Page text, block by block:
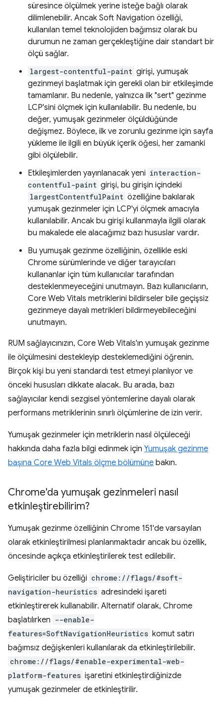
süresince ölçülmek yerine isteğe bağlı olarak
dilimlenebilir. Ancak Soft Navigation özelliği,
kullanılan temel teknolojiden bağımsız olarak bu
durumun ne zaman gerçekleştiğine dair standart bir
ölçü sağlar.
largest-contentful-paint girişi, yumuşak
gezinmeyi başlatmak için gerekli olan bir etkileşimde
tamamlanır. Bu nedenle, yalnızca ilk "sert" gezinme
LCP'sini ölçmek için kullanılabilir. Bu nedenle, bu
değer, yumuşak gezinmeler ölçüldüğünde
değişmez. Böylece, ilk ve zorunlu gezinme için sayfa
yükleme ile ilgili en büyük içerik öğesi, her zamanki
gibi ölçülebilir.
Etkileşimlerden yayınlanacak yeni interaction-
contentful-paint girişi, bu girişin içindeki
largestContentfulPaint özelliğine bakılarak
yumuşak gezinmeler için LCP'yi ölçmek amacıyla
kullanılabilir. Ancak bu girişi kullanmayla ilgili olarak
bu makalede ele alacağımız bazı hususlar vardır.
Bu yumuşak gezinme özelliğinin, özellikle eski
Chrome sürümlerinde ve diğer tarayıcıları
kullananlar için tüm kullanıcılar tarafından
desteklenmeyeceğini unutmayın. Bazı kullanıcıların,
Core Web Vitals metriklerini bildirseler bile geçişsiz
gezinmeye dayalı metrikleri bildirmeyebileceğini
unutmayın.
RUM sağlayıcınızın, Core Web Vitals'ın yumuşak gezinme
ile ölçülmesini destekleyip desteklemediğini öğrenin.
Birçok kişi bu yeni standardı test etmeyi planlıyor ve
önceki hususları dikkate alacak. Bu arada, bazı
sağlayıcılar kendi sezgisel yöntemlerine dayalı olarak
performans metriklerinin sınırlı ölçümlerine de izin verir.
Yumuşak gezinmeler için metriklerin nasıl ölçüleceği
hakkında daha fazla bilgi edinmek için Yumuşak gezinme
başına Core Web Vitals ölçme bölümüne bakın.
Chrome'da yumuşak gezinmeleri nasıl
etkinleştirebilirim?
Yumuşak gezinme özelliğinin Chrome 151'de varsayılan
olarak etkinleştirilmesi planlanmaktadır ancak bu özellik,
öncesinde açıkça etkinleştirilerek test edilebilir.
Geliştiriciler bu özelliği chrome://flags/#soft-
navigation-heuristics adresindeki işareti
etkinleştirerek kullanabilir. Alternatif olarak, Chrome
başlatılırken --enable-
features=SoftNavigationHeuristics komut satırı
bağımsız değişkenleri kullanılarak da etkinleştirilebilir.
chrome://flags/#enable-experimental-web-
platform-features işaretini etkinleştirdiğinizde
yumuşak gezinmeler de etkinleştirilir.